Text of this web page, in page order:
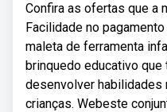
Confira as ofertas que a
Facilidade no
maleta de ferramenta
brinquedo educativo
desenvolver
crianças. Webeste